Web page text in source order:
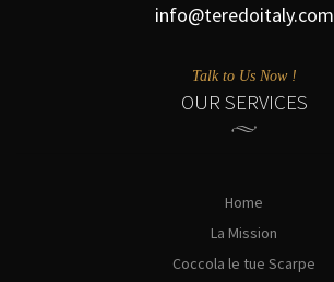
info@teredoitaly.com
Talk to Us Now !
OUR SERVICES
Home
La Mission
Coccola le tue Scarpe